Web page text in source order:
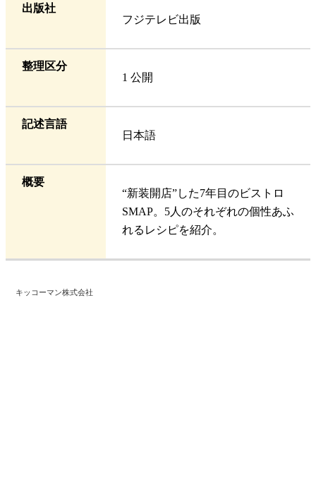
出版社
フジテレビ出版
整理区分
1 公開
記述言語
日本語
概要
“新装開店”した7年目のビストロ
SMAP。5人のそれぞれの個性あふ
れるレシピを紹介。
キッコーマン株式会社